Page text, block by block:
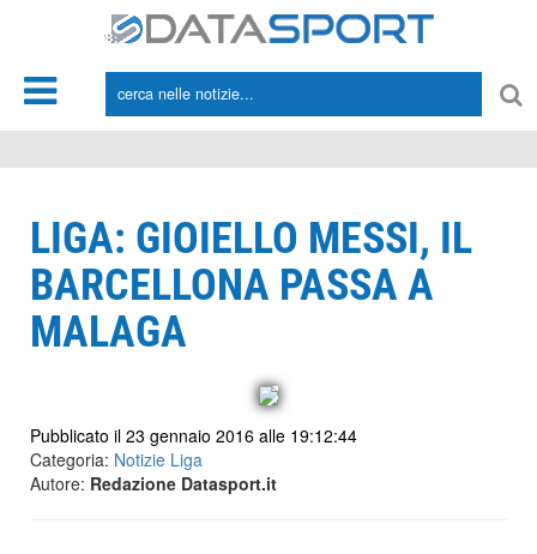
LIGA: GIOIELLO MESSI, IL
BARCELLONA PASSA A
MALAGA
Pubblicato il 23 gennaio 2016 alle 19:12:44
Categoria: Notizie Liga
Autore: Redazione Datasport.it